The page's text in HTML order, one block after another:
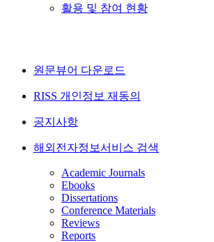
활용 및 참여 현황
원문뷰어 다운로드
RISS 개인정보 재동의
공지사항
해외전자정보서비스 검색
Academic Journals
Ebooks
Dissertations
Conference Materials
Reviews
Reports